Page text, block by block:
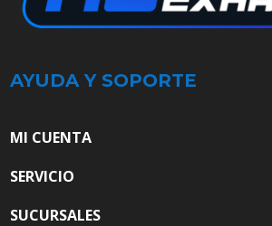
AYUDA Y SOPORTE
MI CUENTA
SERVICIO
SUCURSALES